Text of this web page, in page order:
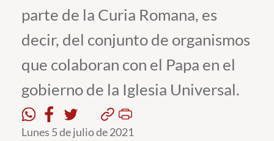
Pregrado
Postgrado
Formación Continua
Estudiantes
Académicos
parte de la Curia Romana, es
decir, del conjunto de organismos
que colaboran con el Papa en el
gobierno de la Iglesia Universal.
Lunes 5 de julio de 2021